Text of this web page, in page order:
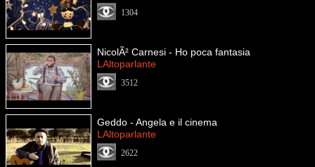
1304
NicolÃ² Carnesi - Ho poca fantasia
LAltoparlante
3512
Geddo - Angela e il cinema
LAltoparlante
2622